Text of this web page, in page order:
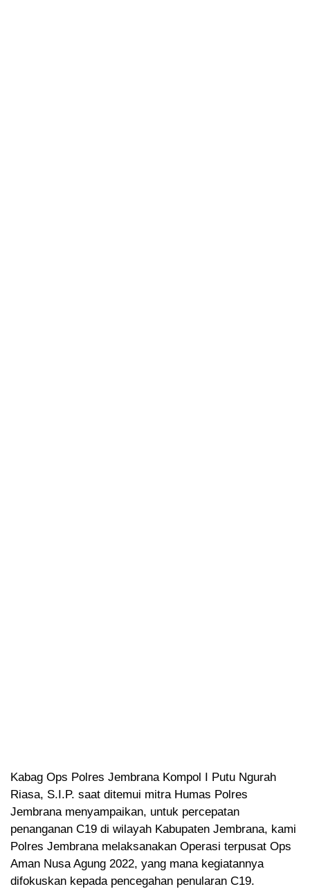
Kabag Ops Polres Jembrana Kompol I Putu Ngurah
Riasa, S.I.P. saat ditemui mitra Humas Polres
Jembrana menyampaikan, untuk percepatan
penanganan C19 di wilayah Kabupaten Jembrana, kami
Polres Jembrana melaksanakan Operasi terpusat Ops
Aman Nusa Agung 2022, yang mana kegiatannya
difokuskan kepada pencegahan penularan C19.